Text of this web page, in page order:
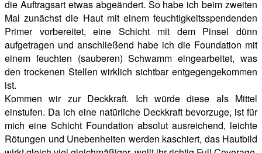
die Auftragsart etwas abgeändert. So habe ich beim zweiten
Mal zunächst die Haut mit einem feuchtigkeitsspendenden
Primer vorbereitet, eine Schicht mit dem Pinsel dünn
aufgetragen und anschließend habe ich die Foundation mit
einem feuchten (sauberen) Schwamm eingearbeitet, was
den trockenen Stellen wirklich sichtbar entgegengekommen
ist.
Kommen wir zur Deckkraft. Ich würde diese als Mittel
einstufen. Da ich eine natürliche Deckkraft bevorzuge, ist für
mich eine Schicht Foundation absolut ausreichend, leichte
Rötungen und Unebenheiten werden kaschiert, das Hautbild